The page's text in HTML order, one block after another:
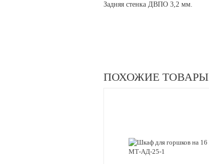
Задняя стенка ДВПО 3,2 мм.
ПОХОЖИЕ ТОВАРЫ